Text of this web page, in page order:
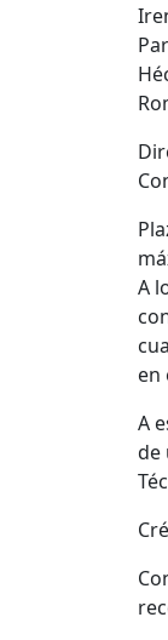
A
en
A
de